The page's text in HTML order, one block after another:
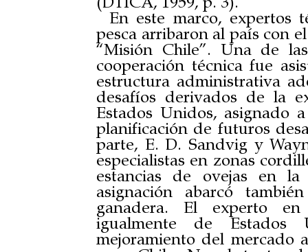
En este marco, expertos
pesca arribaron al país con
“Misión Chile”. Una de
cooperación técnica fue
estructura administrativa
desafíos derivados de la
Estados Unidos, asignado
planificación de futuros
parte, E. D. Sandvig y
especialistas en zonas
estancias de ovejas en
asignación abarcó
ganadera. El experto en
igualmente de
mejoramiento del mercado